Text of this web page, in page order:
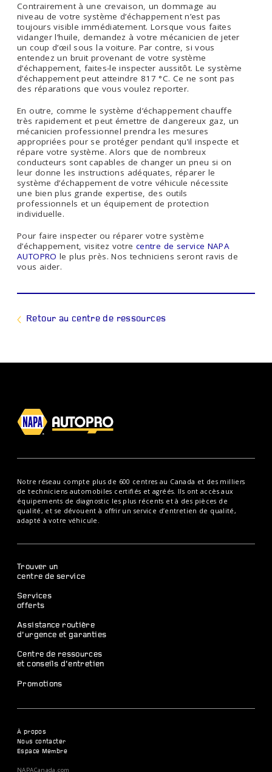
Contrairement à une crevaison, un dommage au
niveau de votre système d’échappement n’est pas
toujours visible immédiatement. Lorsque vous faites
vidanger l’huile, demandez à votre mécanicien de jeter
un coup d’œil sous la voiture. Par contre, si vous
entendez un bruit provenant de votre système
d’échappement, faites-le inspecter aussitôt. Le système
d’échappement peut atteindre 817 °C. Ce ne sont pas
des réparations que vous voulez reporter.
En outre, comme le système d’échappement chauffe
très rapidement et peut émettre de dangereux gaz, un
mécanicien professionnel prendra les mesures
appropriées pour se protéger pendant qu’il inspecte et
répare votre système. Alors que de nombreux
conducteurs sont capables de changer un pneu si on
leur donne les instructions adéquates, réparer le
système d’échappement de votre véhicule nécessite
une bien plus grande expertise, des outils
professionnels et un équipement de protection
individuelle.
Pour faire inspecter ou réparer votre système
d’échappement, visitez votre centre de service NAPA
AUTOPRO le plus près. Nos techniciens seront ravis de
vous aider.
Retour au centre de ressources
Notre réseau compte plus de 600 centres au Canada et des milliers
de techniciens automobiles certifiés et agréés. Ils ont accès aux
équipements de diagnostic les plus récents et à des pièces de
qualité, et se dévouent à offrir un service d’entretien de qualité,
adapté à votre véhicule.
Trouver un
centre de service
Services
offerts
Assistance routière
d’urgence et garanties
Centre de ressources
et conseils d’entretien
Promotions
À propos
Nous contacter
Espace Membre
NAPACanada.com